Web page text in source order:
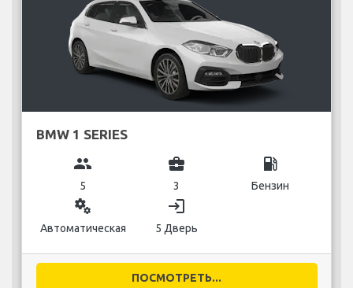
BMW 1 SERIES
group
5
business_center
3
local_gas_station
Бензин
miscellaneous_services
Автоматическая
login
5 Дверь
ПОСМОТРЕТЬ...